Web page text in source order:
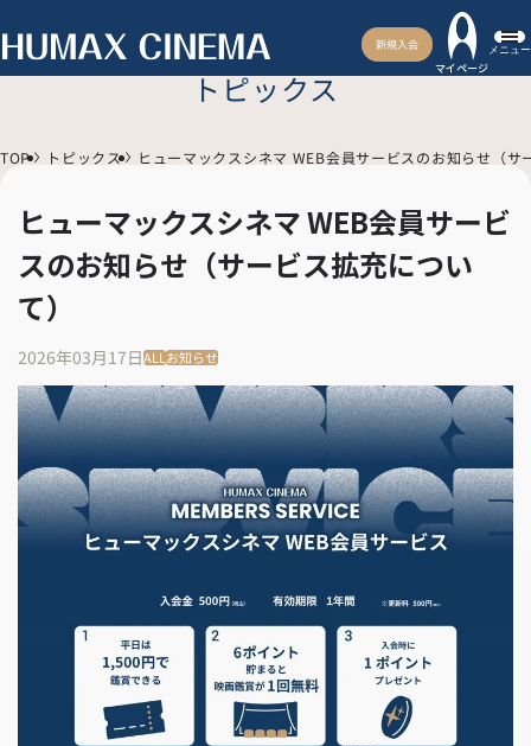
新規入会
マイページ
メニュー
トピックス
TOP トピックス ヒューマックスシネマ WEB会員サービスのお知らせ（サ
ヒューマックスシネマ WEB会員サービ
スのお知らせ（サービス拡充につい
て）
2026年03月17日ALLお知らせ